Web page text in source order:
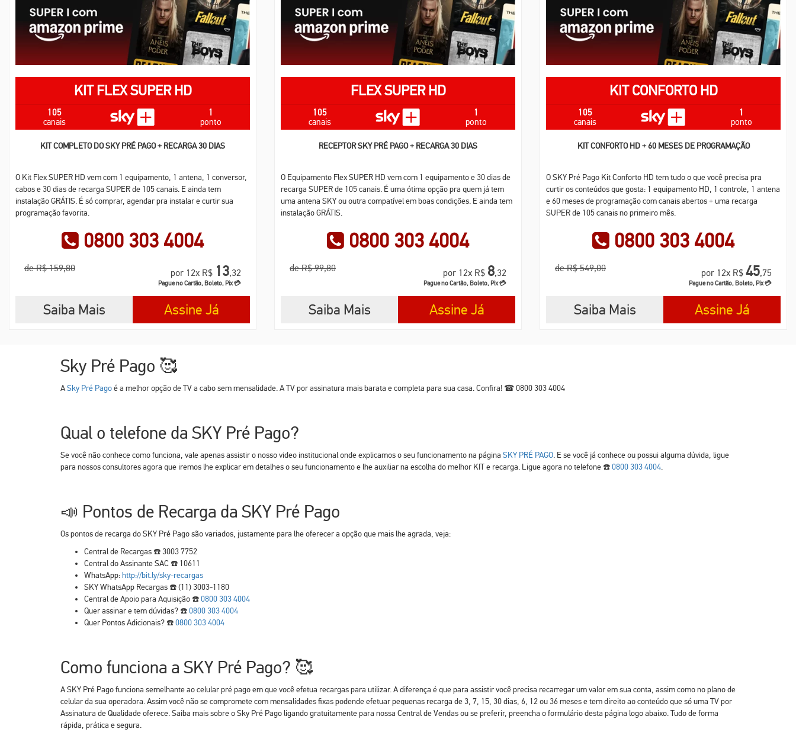
KIT FLEX SUPER HD
105
canais
1
ponto
KIT COMPLETO DO SKY PRÉ PAGO + RECARGA 30 DIAS
O Kit Flex SUPER HD vem com 1 equipamento, 1 antena, 1 conversor,
cabos e 30 dias de recarga SUPER de 105 canais. E ainda tem
instalação GRÁTIS. É só comprar, agendar pra instalar e curtir sua
programação favorita.
0800 303 4004
de R$ 159,80 por 12x R$ 13,32
Pague no Cartão, Boleto, Pix 💳
Saiba Mais Assine Já
FLEX SUPER HD
105
canais
1
ponto
RECEPTOR SKY PRÉ PAGO + RECARGA 30 DIAS
O Equipamento Flex SUPER HD vem com 1 equipamento e 30 dias de
recarga SUPER de 105 canais. É uma ótima opção pra quem já tem
uma antena SKY ou outra compatível em boas condições. E ainda tem
instalação GRÁTIS.
0800 303 4004
de R$ 99,80 por 12x R$ 8,32
Pague no Cartão, Boleto, Pix 💳
Saiba Mais Assine Já
KIT CONFORTO HD
105
canais
1
ponto
KIT CONFORTO HD + 60 MESES DE PROGRAMAÇÃO
O SKY Pré Pago Kit Conforto HD tem tudo o que você precisa pra
curtir os conteúdos que gosta: 1 equipamento HD, 1 controle, 1 antena
e 60 meses de programação com canais abertos + uma recarga
SUPER de 105 canais no primeiro mês.
0800 303 4004
de R$ 549,00 por 12x R$ 45,75
Pague no Cartão, Boleto, Pix 💳
Saiba Mais Assine Já
Sky Pré Pago 🥰
ASky Pré Pagoé a melhor opção de TV a cabo sem mensalidade. A TV por assinatura mais barata e completa para sua casa. Confira! ☎ 0800 303 4004
Qual o telefone da SKY Pré Pago?
Se você não conhece como funciona, vale apenas assistir o nosso video institucional onde explicamos o seu funcionamento na página SKY PRÉ PAGO . E se você já conhece ou possui alguma dúvida, ligue
para nossos consultores agora que iremos lhe explicar em detalhes o seu funcionamento e lhe auxiliar na escolha do melhor KIT e recarga. Ligue agora no telefone ☎️0800 303 4004
📣 Pontos de Recarga da SKY Pré Pago
Os pontos de recarga do SKY Pré Pago são variados, justamente para lhe oferecer a opção que mais lhe agrada, veja:
Central de Recargas ☎️ 3003 7752️
Central do Assinante SAC ☎️ 10611
WhatsApp:http://bit.ly/sky-recargas
SKY WhatsApp Recargas ☎️ (11) 3003-1180️
Central de Apoio para Aquisição ☎️0800 303 4004
Quer assinar e tem dúvidas? ☎️0800 303 4004
Quer Pontos Adicionais? ☎️0800 303 4004
Como funciona a SKY Pré Pago? 🥰
A SKY Pré Pago funciona semelhante ao celular pré pago em que você efetua recargas para utilizar. A diferença é que para assistir você precisa recarregar um valor em sua conta, assim como no plano de
celular da sua operadora. Assim você não se compromete com mensalidades fixas podende efetuar pequenas recarga de 3, 7, 15, 30 dias, 6, 12 ou 36 meses e tem direito ao conteúdo que só uma TV por
Assinatura de Qualidade oferece. Saiba mais sobre o Sky Pré Pago ligando gratuitamente para nossa Central de Vendas ou se preferir, preencha o formulário desta página logo abaixo. Tudo de forma
rápida, prática e segura.